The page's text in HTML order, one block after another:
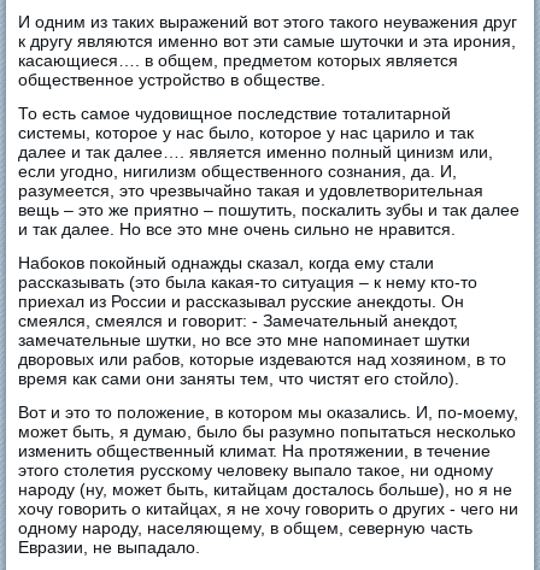
И одним из таких выражений вот этого такого неуважения друг
к другу являются именно вот эти самые шуточки и эта ирония,
касающиеся…. в общем, предметом которых является
общественное устройство в обществе.
То есть самое чудовищное последствие тоталитарной
системы, которое у нас было, которое у нас царило и так
далее и так далее…. является именно полный цинизм или,
если угодно, нигилизм общественного сознания, да. И,
разумеется, это чрезвычайно такая и удовлетворительная
вещь – это же приятно – пошутить, поскалить зубы и так далее
и так далее. Но все это мне очень сильно не нравится.
Набоков покойный однажды сказал, когда ему стали
рассказывать (это была какая-то ситуация – к нему кто-то
приехал из России и рассказывал русские анекдоты. Он
смеялся, смеялся и говорит: - Замечательный анекдот,
замечательные шутки, но все это мне напоминает шутки
дворовых или рабов, которые издеваются над хозяином, в то
время как сами они заняты тем, что чистят его стойло).
Вот и это то положение, в котором мы оказались. И, по-моему,
может быть, я думаю, было бы разумно попытаться несколько
изменить общественный климат. На протяжении, в течение
этого столетия русскому человеку выпало такое, ни одному
народу (ну, может быть, китайцам досталось больше), но я не
хочу говорить о китайцах, я не хочу говорить о других - чего ни
одному народу, населяющему, в общем, северную часть
Евразии, не выпадало.